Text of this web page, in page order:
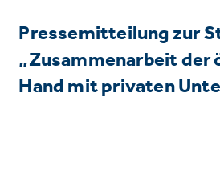
Pressemitteilung zur
„Zusammenarbeit
Hand mit privaten